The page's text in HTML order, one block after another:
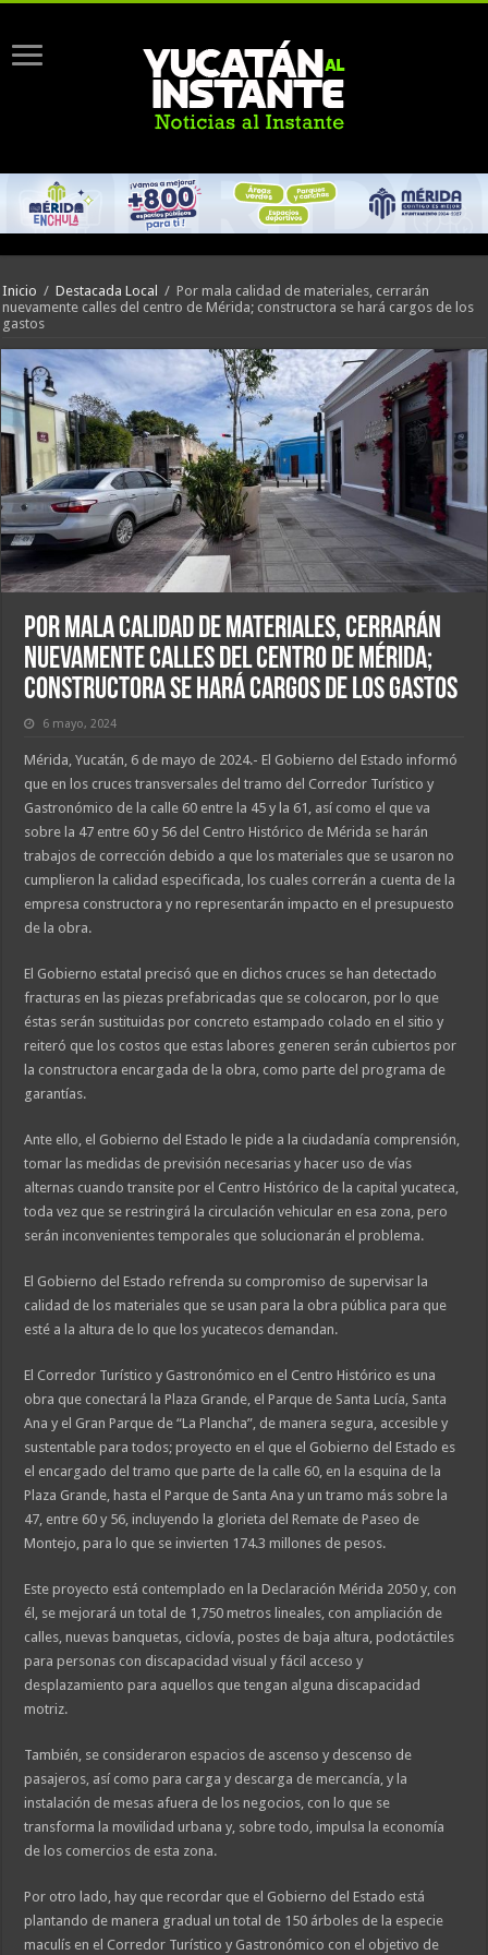
Inicio / Destacada Local / Por mala calidad de materiales, cerrarán
nuevamente calles del centro de Mérida; constructora se hará cargos de los
gastos
Por mala calidad de materiales, cerrarán
nuevamente calles del centro de Mérida;
constructora se hará cargos de los gastos
6 mayo, 2024
Mérida, Yucatán, 6 de mayo de 2024.- El Gobierno del Estado informó
que en los cruces transversales del tramo del Corredor Turístico y
Gastronómico de la calle 60 entre la 45 y la 61, así como el que va
sobre la 47 entre 60 y 56 del Centro Histórico de Mérida se harán
trabajos de corrección debido a que los materiales que se usaron no
cumplieron la calidad especificada, los cuales correrán a cuenta de la
empresa constructora y no representarán impacto en el presupuesto
de la obra.
El Gobierno estatal precisó que en dichos cruces se han detectado
fracturas en las piezas prefabricadas que se colocaron, por lo que
éstas serán sustituidas por concreto estampado colado en el sitio y
reiteró que los costos que estas labores generen serán cubiertos por
la constructora encargada de la obra, como parte del programa de
garantías.
Ante ello, el Gobierno del Estado le pide a la ciudadanía comprensión,
tomar las medidas de previsión necesarias y hacer uso de vías
alternas cuando transite por el Centro Histórico de la capital yucateca,
toda vez que se restringirá la circulación vehicular en esa zona, pero
serán inconvenientes temporales que solucionarán el problema.
El Gobierno del Estado refrenda su compromiso de supervisar la
calidad de los materiales que se usan para la obra pública para que
esté a la altura de lo que los yucatecos demandan.
El Corredor Turístico y Gastronómico en el Centro Histórico es una
obra que conectará la Plaza Grande, el Parque de Santa Lucía, Santa
Ana y el Gran Parque de “La Plancha”, de manera segura, accesible y
sustentable para todos; proyecto en el que el Gobierno del Estado es
el encargado del tramo que parte de la calle 60, en la esquina de la
Plaza Grande, hasta el Parque de Santa Ana y un tramo más sobre la
47, entre 60 y 56, incluyendo la glorieta del Remate de Paseo de
Montejo, para lo que se invierten 174.3 millones de pesos.
Este proyecto está contemplado en la Declaración Mérida 2050 y, con
él, se mejorará un total de 1,750 metros lineales, con ampliación de
calles, nuevas banquetas, ciclovía, postes de baja altura, podotáctiles
para personas con discapacidad visual y fácil acceso y
desplazamiento para aquellos que tengan alguna discapacidad
motriz.
También, se consideraron espacios de ascenso y descenso de
pasajeros, así como para carga y descarga de mercancía, y la
instalación de mesas afuera de los negocios, con lo que se
transforma la movilidad urbana y, sobre todo, impulsa la economía
de los comercios de esta zona.
Por otro lado, hay que recordar que el Gobierno del Estado está
plantando de manera gradual un total de 150 árboles de la especie
maculís en el Corredor Turístico y Gastronómico con el objetivo de